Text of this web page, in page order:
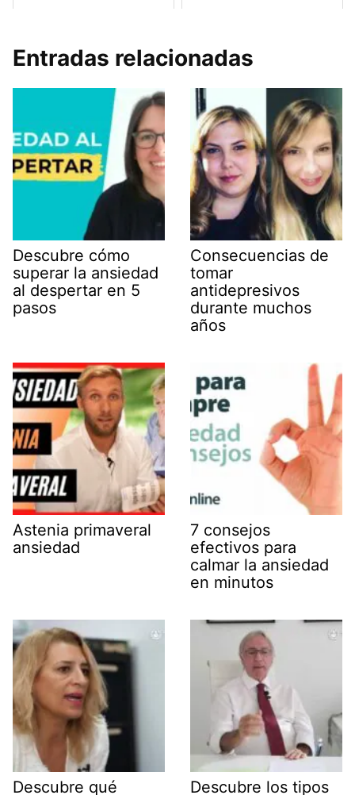
Entradas relacionadas
Descubre cómo
superar la ansiedad
al despertar en 5
pasos
Consecuencias de
tomar
antidepresivos
durante muchos
años
Astenia primaveral
ansiedad
7 consejos
efectivos para
calmar la ansiedad
en minutos
Descubre qué Descubre los tipos